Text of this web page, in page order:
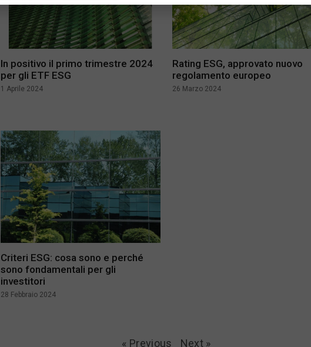
In positivo il primo trimestre 2024
per gli ETF ESG
1 Aprile 2024
Rating ESG, approvato nuovo
regolamento europeo
26 Marzo 2024
Criteri ESG: cosa sono e perché
sono fondamentali per gli
investitori
28 Febbraio 2024
« Previous Next »